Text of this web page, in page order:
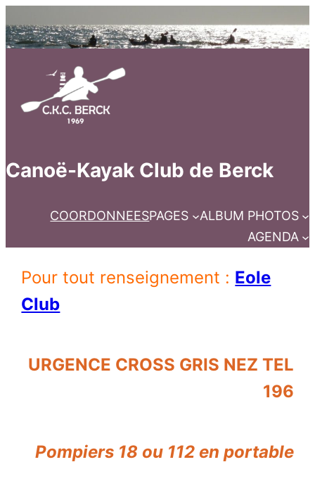
Canoë-Kayak Club de Berck
COORDONNEESPAGES
ALBUM PHOTOS
AGENDA
Pour tout renseignement : Eole
Club
URGENCE CROSS GRIS NEZ TEL
196
Pompiers 18 ou 112 en portable